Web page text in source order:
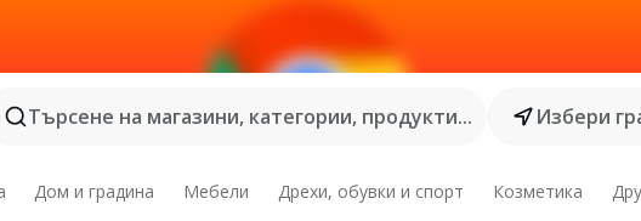
Търсене на магазини, категории, продукти...
Избери
Дом и градина Мебели Дрехи, обувки и спорт Козметика